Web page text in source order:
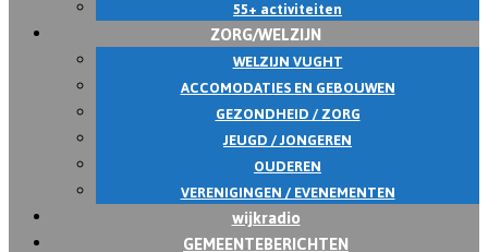
55+ activiteiten
ZORG/WELZIJN
WELZIJN VUGHT
ACCOMODATIES EN GEBOUWEN
GEZONDHEID / ZORG
JEUGD / JONGEREN
OUDEREN
VERENIGINGEN / EVENEMENTEN
wijkradio
GEMEENTEBERICHTEN